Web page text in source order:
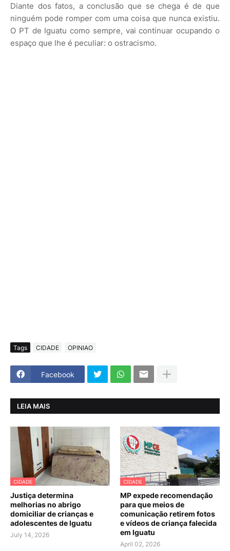
Diante dos fatos, a conclusão que se chega é de que
ninguém pode romper com uma coisa que nunca existiu.
O PT de Iguatu como sempre, vai continuar ocupando o
espaço que lhe é peculiar: o ostracismo.
Tags CIDADE OPINIAO
Facebook
LEIA MAIS
CIDADE
Justiça determina
melhorias no abrigo
domiciliar de crianças e
adolescentes de Iguatu
July 14, 2026
CIDADE
MP expede recomendação
para que meios de
comunicação retirem fotos
e vídeos de criança falecida
em Iguatu
April 02, 2026